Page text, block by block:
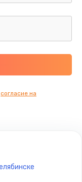
согласие на